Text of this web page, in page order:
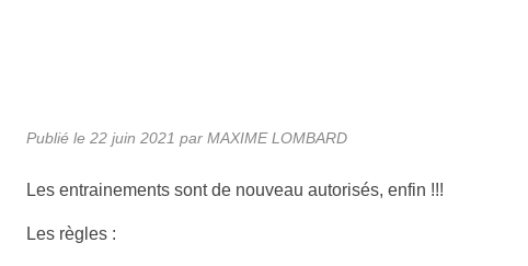
Publié le 22 juin 2021 par MAXIME LOMBARD
Les entrainements sont de nouveau autorisés, enfin !!!
Les règles :